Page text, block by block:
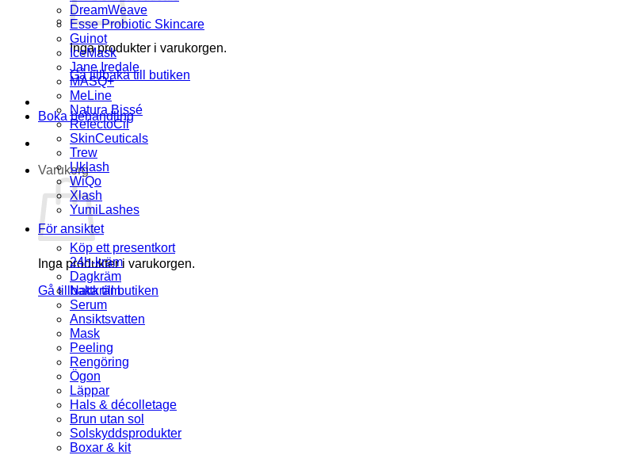
Inga produkter i varukorgen.
Gå tillbaka till butiken
Boka behandling
Varukorg
Inga produkter i varukorgen.
Gå tillbaka till butiken
DreamWeave
Esse Probiotic Skincare
Guinot
IceMask
Jane Iredale
MASQ+
MeLine
Natura Bissé
RefectoCil
SkinCeuticals
Trew
Uklash
WiQo
Xlash
YumiLashes
För ansiktet
Köp ett presentkort
24h-kräm
Dagkräm
Nattkräm
Serum
Ansiktsvatten
Mask
Peeling
Rengöring
Ögon
Läppar
Hals & décolletage
Brun utan sol
Solskyddsprodukter
Boxar & kit